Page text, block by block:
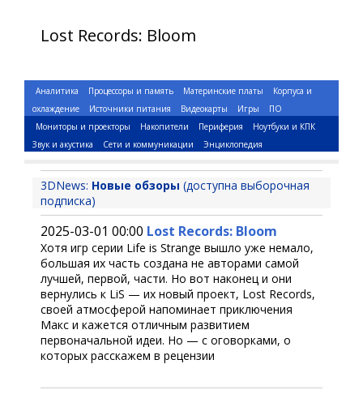
Lost Records: Bloom
Аналитика Процессоры и память Материнские платы
Корпуса и
охлаждение
Источники питания Видеокарты Игры
ПО
Мониторы и проекторы
Накопители Периферия
Ноутбуки и КПК
Звук и акустика
Сети и коммуникации Энциклопедия
3DNews: Новые обзоры (доступна выборочная
подписка)
2025-03-01 00:00 Lost Records: Bloom
Хотя игр серии Life is Strange вышло уже немало,
большая их часть создана не авторами самой
лучшей, первой, части. Но вот наконец и они
вернулись к LiS — их новый проект, Lost Records,
своей атмосферой напоминает приключения
Макс и кажется отличным развитием
первоначальной идеи. Но — с оговорками, о
которых расскажем в рецензии